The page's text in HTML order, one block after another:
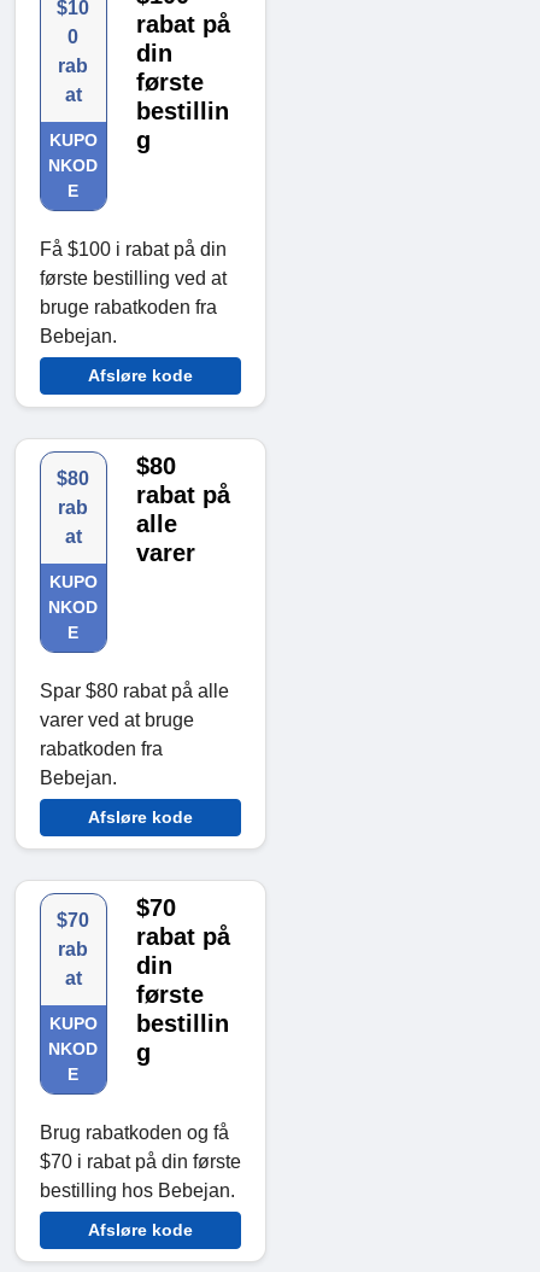
$10
0
rab
at
KUPO
NKOD
E
rabat på
din
første
bestillin
g
Få $100 i rabat på din
første bestilling ved at
bruge rabatkoden fra
Bebejan.
Afsløre kode
$80
rab
at
KUPO
NKOD
E
$80
rabat på
alle
varer
Spar $80 rabat på alle
varer ved at bruge
rabatkoden fra
Bebejan.
Afsløre kode
$70
rab
at
KUPO
NKOD
E
$70
rabat på
din
første
bestillin
g
Brug rabatkoden og få
$70 i rabat på din første
bestilling hos Bebejan.
Afsløre kode